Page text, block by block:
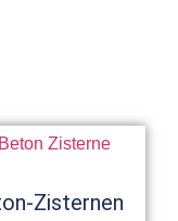
Zisternen